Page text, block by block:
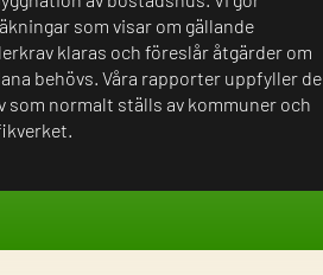
som visar om gällande
klaras och föreslår åtgärder om
behövs. Våra rapporter uppfyller de
som normalt ställs av kommuner och